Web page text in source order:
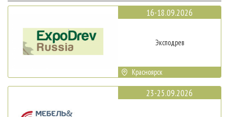
16-18.09.2026
Эксподрев
Красноярск
23-25.09.2026